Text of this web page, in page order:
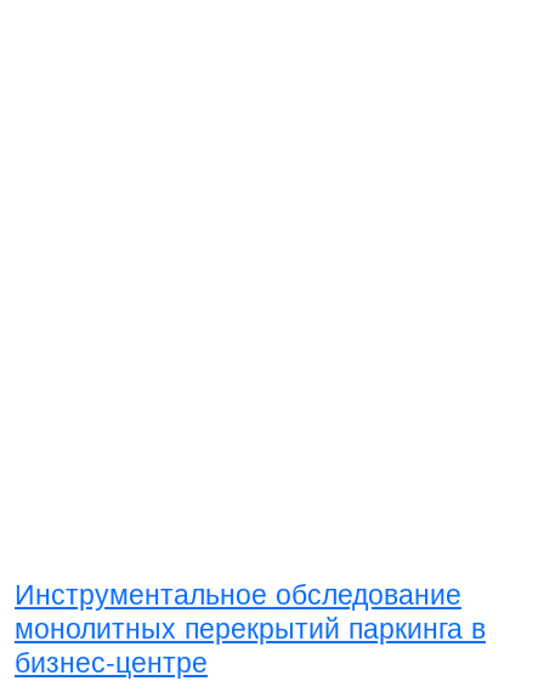
Инструментальное обследование
монолитных перекрытий паркинга в
бизнес-центре